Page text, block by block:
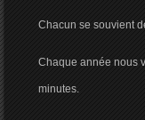
Chacun se souvient
Chaque année nous
minutes.